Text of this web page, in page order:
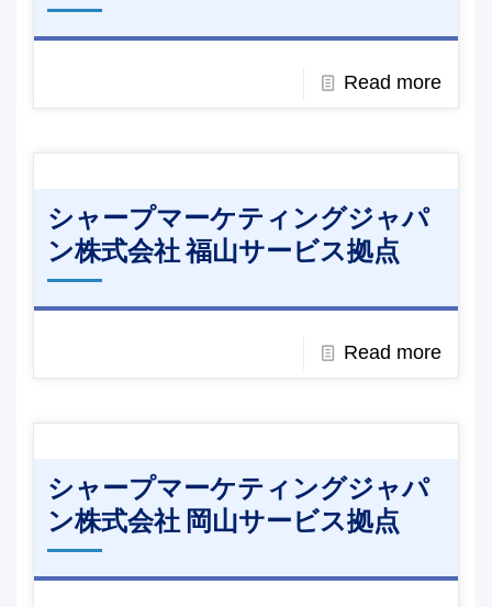
Read more
シャープマーケティングジャパ
ン株式会社 福山サービス拠点
Read more
シャープマーケティングジャパ
ン株式会社 岡山サービス拠点